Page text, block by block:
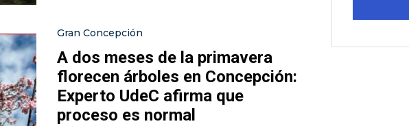
Gran Concepción
A dos meses de la primavera
florecen árboles en Concepción:
Experto UdeC afirma que
proceso es normal